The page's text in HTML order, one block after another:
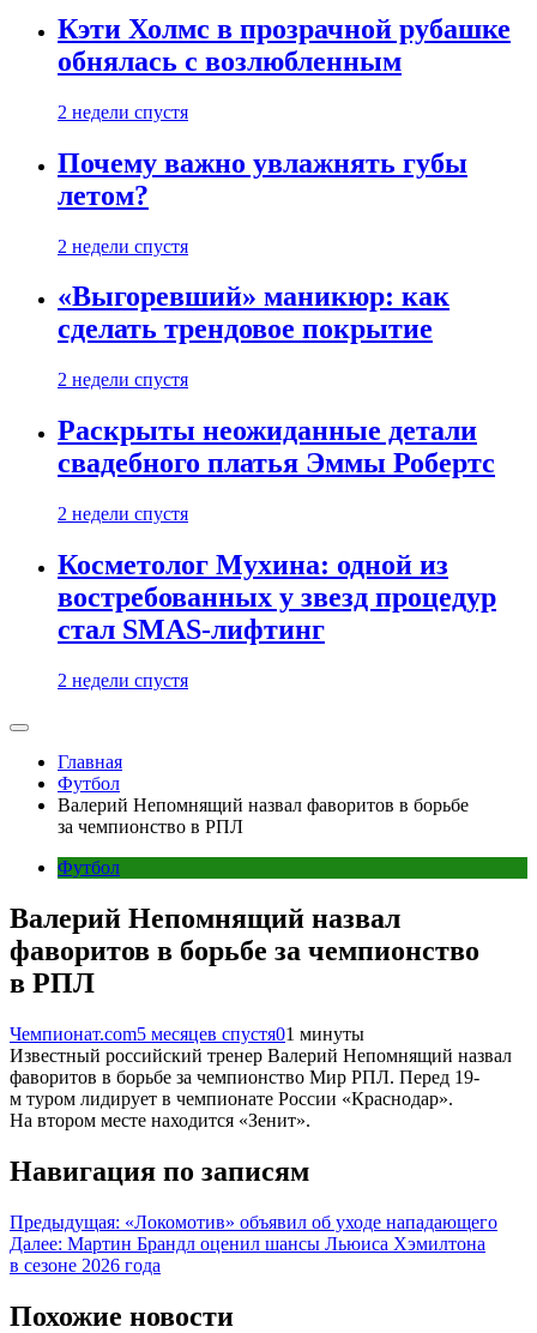
Кэти Холмс в прозрачной рубашке
обнялась с возлюбленным
2 недели спустя
Почему важно увлажнять губы
летом?
2 недели спустя
«Выгоревший» маникюр: как
сделать трендовое покрытие
2 недели спустя
Раскрыты неожиданные детали
свадебного платья Эммы Робертс
2 недели спустя
Косметолог Мухина: одной из
востребованных у звезд процедур
стал SMAS-лифтинг
2 недели спустя
Главная
Футбол
Валерий Непомнящий назвал фаворитов в борьбе
за чемпионство в РПЛ
Футбол
Валерий Непомнящий назвал
фаворитов в борьбе за чемпионство
в РПЛ
Чемпионат.com5 месяцев спустя01 минуты
Известный российский тренер Валерий Непомнящий назвал
фаворитов в борьбе за чемпионство Мир РПЛ. Перед 19-
м туром лидирует в чемпионате России «Краснодар».
На втором месте находится «Зенит».
Навигация по записям
Предыдущая: «Локомотив» объявил об уходе нападающего
Далее: Мартин Брандл оценил шансы Льюиса Хэмилтона
в сезоне 2026 года
Похожие новости